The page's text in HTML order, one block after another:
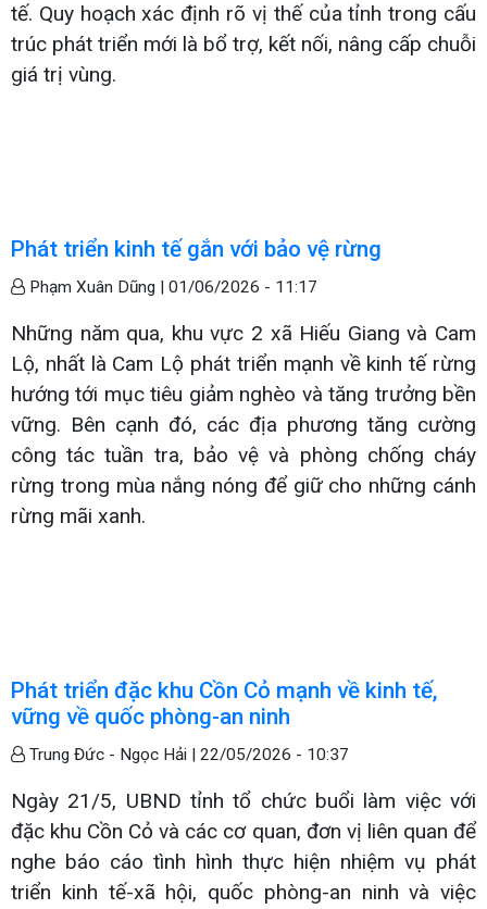
tế. Quy hoạch xác định rõ vị thế của tỉnh trong cấu
trúc phát triển mới là bổ trợ, kết nối, nâng cấp chuỗi
giá trị vùng.
Phát triển kinh tế gắn với bảo vệ rừng
Phạm Xuân Dũng | 01/06/2026 - 11:17
Những năm qua, khu vực 2 xã Hiếu Giang và Cam
Lộ, nhất là Cam Lộ phát triển mạnh về kinh tế rừng
hướng tới mục tiêu giảm nghèo và tăng trưởng bền
vững. Bên cạnh đó, các địa phương tăng cường
công tác tuần tra, bảo vệ và phòng chống cháy
rừng trong mùa nắng nóng để giữ cho những cánh
rừng mãi xanh.
Phát triển đặc khu Cồn Cỏ mạnh về kinh tế,
vững về quốc phòng-an ninh
Trung Đức - Ngọc Hải | 22/05/2026 - 10:37
Ngày 21/5, UBND tỉnh tổ chức buổi làm việc với
đặc khu Cồn Cỏ và các cơ quan, đơn vị liên quan để
nghe báo cáo tình hình thực hiện nhiệm vụ phát
triển kinh tế-xã hội, quốc phòng-an ninh và việc